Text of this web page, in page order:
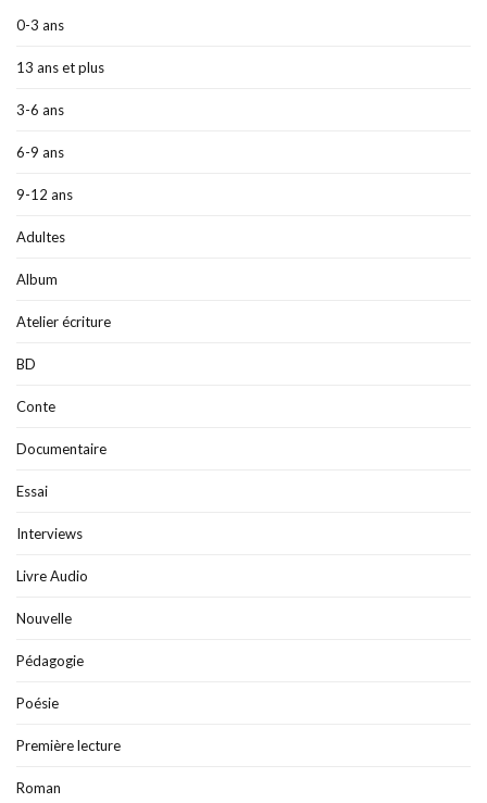
0-3 ans
13 ans et plus
3-6 ans
6-9 ans
9-12 ans
Adultes
Album
Atelier écriture
BD
Conte
Documentaire
Essai
Interviews
Livre Audio
Nouvelle
Pédagogie
Poésie
Première lecture
Roman